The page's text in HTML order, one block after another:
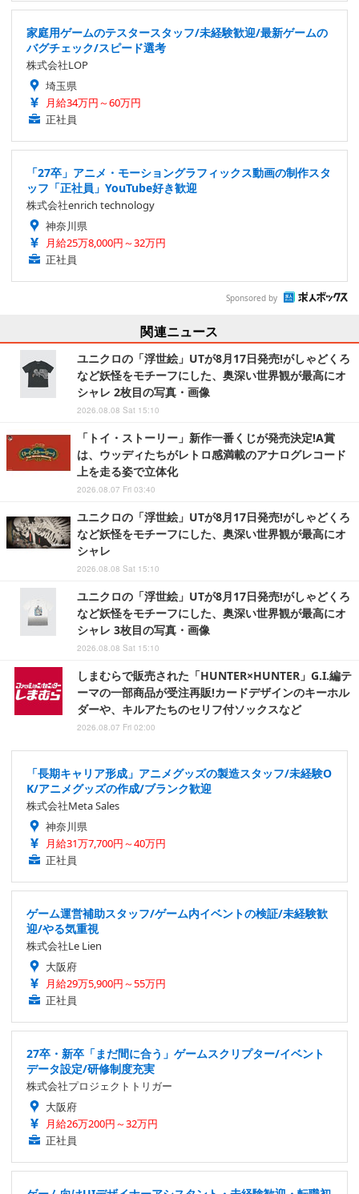
家庭用ゲームのテスタースタッフ/未経験歓迎/最新ゲームの
バグチェック/スピード選考
株式会社LOP
埼玉県
月給34万円～60万円
正社員
「27卒」アニメ・モーショングラフィックス動画の制作スタ
ッフ「正社員」YouTube好き歓迎
株式会社enrich technology
神奈川県
月給25万8,000円～32万円
正社員
Sponsored by
関連ニュース
ユニクロの「浮世絵」UTが8月17日発売!がしゃどくろ
など妖怪をモチーフにした、奥深い世界観が最高にオ
シャレ 2枚目の写真・画像
2026.08.08 Sat 15:10
「トイ・ストーリー」新作一番くじが発売決定!A賞
は、ウッディたちがレトロ感満載のアナログレコード
上を走る姿で立体化
2026.08.07 Fri 03:40
ユニクロの「浮世絵」UTが8月17日発売!がしゃどくろ
など妖怪をモチーフにした、奥深い世界観が最高にオ
シャレ
2026.08.08 Sat 15:10
ユニクロの「浮世絵」UTが8月17日発売!がしゃどくろ
など妖怪をモチーフにした、奥深い世界観が最高にオ
シャレ 3枚目の写真・画像
2026.08.08 Sat 15:10
しまむらで販売された「HUNTER×HUNTER」G.I.編テ
ーマの一部商品が受注再販!カードデザインのキーホル
ダーや、キルアたちのセリフ付ソックスなど
2026.08.07 Fri 02:00
「長期キャリア形成」アニメグッズの製造スタッフ/未経験O
K/アニメグッズの作成/ブランク歓迎
株式会社Meta Sales
神奈川県
月給31万7,700円～40万円
正社員
ゲーム運営補助スタッフ/ゲーム内イベントの検証/未経験歓
迎/やる気重視
株式会社Le Lien
大阪府
月給29万5,900円～55万円
正社員
27卒・新卒「まだ間に合う」ゲームスクリプター/イベント
データ設定/研修制度充実
株式会社プロジェクトトリガー
大阪府
月給26万200円～32万円
正社員